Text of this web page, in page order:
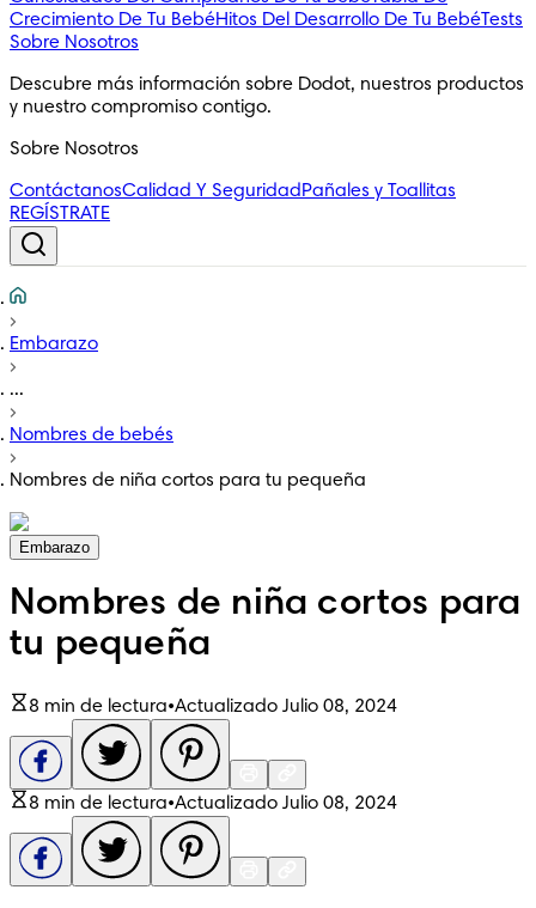
Crecimiento De Tu BebéHitos Del Desarrollo De Tu BebéTests
Sobre Nosotros
Descubre más información sobre Dodot, nuestros productos
y nuestro compromiso contigo.
Sobre Nosotros
ContáctanosCalidad Y Seguridad Pañales y Toallitas
REGÍSTRATE
Embarazo
...
Nombres de bebés
Nombres de niña cortos para tu pequeña
Embarazo
Nombres de niña cortos para
tu pequeña
8 min de lectura•Actualizado Julio 08, 2024
8 min de lectura•Actualizado Julio 08, 2024